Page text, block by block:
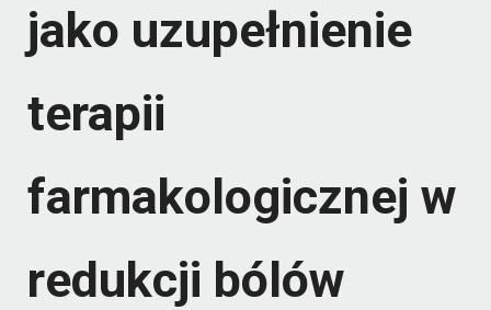
jako uzupełnienie
terapii
farmakologicznej w
redukcji bólów